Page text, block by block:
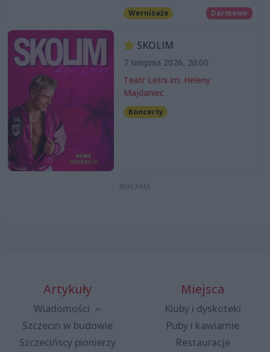
Wernisaże Darmowe
SKOLIM
7 sierpnia 2026, 20:00
Teatr Letni im. Heleny
Majdaniec
Koncerty
Artykuły
Wiadomości
Szczecin w budowie
Szczecińscy pionierzy
Miejsca
Kluby i dyskoteki
Puby i kawiarnie
Restauracje